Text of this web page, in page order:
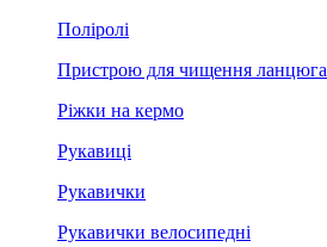
Поліролі
Пристрою для чищення ланцюга
Ріжки на кермо
Рукавиці
Рукавички
Рукавички велосипедні